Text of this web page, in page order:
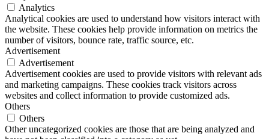
Analytics
Analytical cookies are used to understand how visitors interact with
the website. These cookies help provide information on metrics the
number of visitors, bounce rate, traffic source, etc.
Advertisement
Advertisement
Advertisement cookies are used to provide visitors with relevant ads
and marketing campaigns. These cookies track visitors across
websites and collect information to provide customized ads.
Others
Others
Other uncategorized cookies are those that are being analyzed and